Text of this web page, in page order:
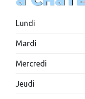
Lundi
Mardi
Mercredi
Jeudi